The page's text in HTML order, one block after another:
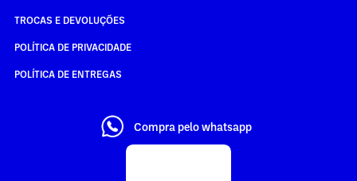
TROCAS E DEVOLUÇÕES
POLÍTICA DE PRIVACIDADE
POLÍTICA DE ENTREGAS
Compra pelo whatsapp